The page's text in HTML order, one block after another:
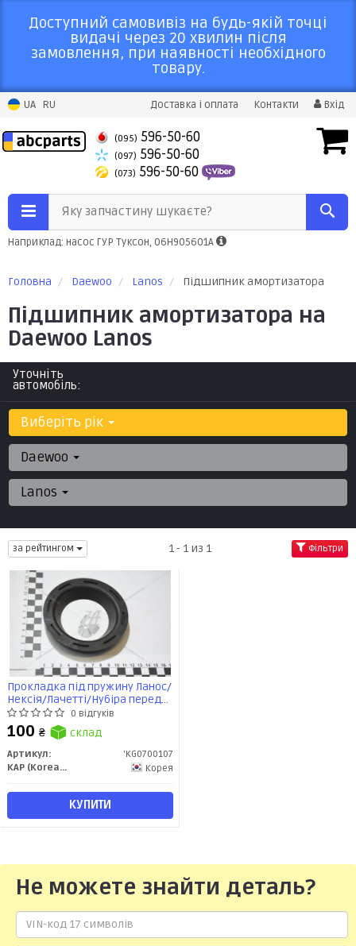
Доступний самовивіз на будь-якій точці
видачі через 20 хвилин після
замовлення, при наявності необхідного
товару.
UA RU Доставка і оплата Контакти Вхід
(095) 596-50-60
(097) 596-50-60
(073) 596-50-60
Яку запчастину шукаєте?
Наприклад: насос ГУР Туксон, 06H905601A
Головна Daewoo Lanos Підшипник амортизатора
Підшипник амортизатора на
Daewoo Lanos
Уточніть
автомобіль:
Виберіть рік
Daewoo
Lanos
за рейтингом 1 - 1 из 1 Фільтри
Прокладка під пружину Ланос/
Нексія/Лачетті/Нубіра перед
верх (94580660) KG0700107 KAP
0 відгуків
100 ₴ склад
Артикул:
'KG0700107
KAP (KoreaAutoParts)
Корея
КУПИТИ
Не можете знайти деталь?